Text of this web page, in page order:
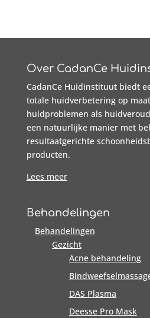
Over CadanCe
CadanCe Huidinstituut biedt
totale huidverbetering op
huidproblemen als
een natuurlijke manier met
resultaatgerichte
producten.
Lees meer
Behandelingen
Behandelingen
Gezicht
Acne behandeling
DAS Plasma
Deesse Pro Mask